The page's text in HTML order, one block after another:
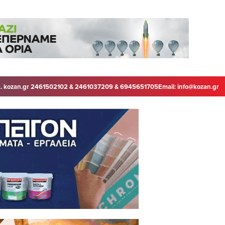
kozan.gr 2461502102 & 2461037209 & 6945651705Email:info@kozan.gr